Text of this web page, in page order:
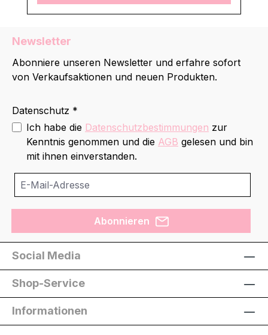
Newsletter
Abonniere unseren Newsletter und erfahre sofort
von Verkaufsaktionen und neuen Produkten.
Datenschutz *
Ich habe die Datenschutzbestimmungen zur
Kenntnis genommen und die AGB gelesen und bin
mit ihnen einverstanden.
Abonnieren
Social Media
Shop-Service
Informationen